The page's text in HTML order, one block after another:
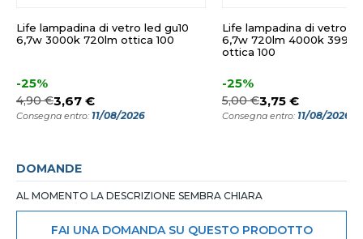
Life lampadina di vetro led gu10
6,7w 3000k 720lm ottica 100
-25%
4,90 €3,67 €
Consegna entro: 11/08/2026
Life lampadina di vetro
6,7w 720lm 4000k
ottica 100
-25%
5,00 €3,75 €
Consegna entro: 11/08/2026
DOMANDE
AL MOMENTO LA DESCRIZIONE SEMBRA CHIARA
FAI UNA DOMANDA SU QUESTO PRODOTTO